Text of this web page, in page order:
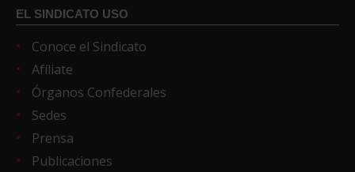
EL SINDICATO USO
Conoce el Sindicato
Afíliate
Órganos Confederales
Sedes
Prensa
Publicaciones